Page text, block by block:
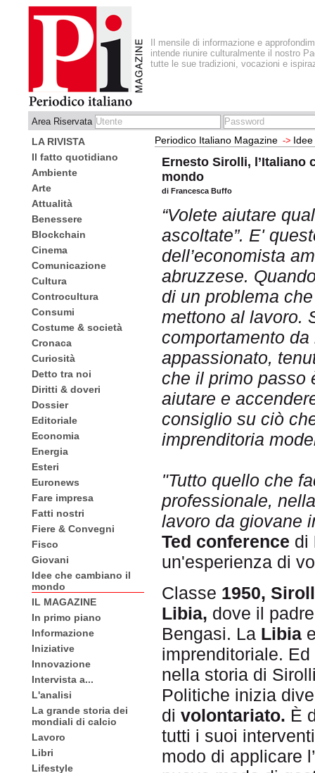
Il mensile di informazione e
intende riunire culturalmente il nostro
tutte le sue tradizioni, vocazioni e
Area Riservata
LA RIVISTA
Il fatto quotidiano
Ambiente
Arte
Attualità
Benessere
Blockchain
Cinema
Comunicazione
Cultura
Controcultura
Consumi
Costume & società
Cronaca
Curiosità
Detto tra noi
Diritti & doveri
Dossier
Editoriale
Economia
Energia
Esteri
Euronews
Fare impresa
Fatti nostri
Fiere & Convegni
Fisco
Giovani
Idee che cambiano il
mondo
IL MAGAZINE
In primo piano
Informazione
Iniziative
Innovazione
Intervista a...
L'analisi
La grande storia dei
mondiali di calcio
Lavoro
Libri
Lifestyle
Periodico Italiano Magazine ->
Ernesto Sirolli,
mondo
di Francesca Buffo
“Volete aiutare
ascoltate”. E'
dell’economista
abruzzese.
di un problema
mettono al lavoro.
comportamento
appassionato,
che il primo passo
aiutare e
consiglio su ciò
imprenditoria
"Tutto quello che
professionale,
lavoro da giovane
Ted conference di
un'esperienza di
Classe 1950,
Libia, dove il
Bengasi. La Libia
imprenditoriale.
nella storia di
Politiche inizia
di volontariato. È
tutti i suoi
modo di applicare